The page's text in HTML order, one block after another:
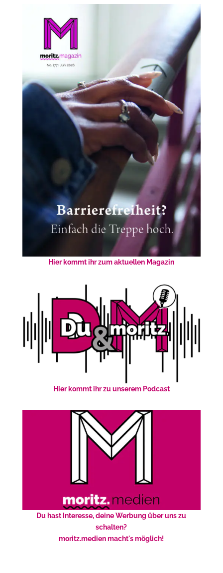
Hier kommt ihr zum aktuellen Magazin
Hier kommt ihr zu unserem Podcast
Du hast Interesse, deine Werbung über uns zu
schalten?
moritz.medien macht's möglich!